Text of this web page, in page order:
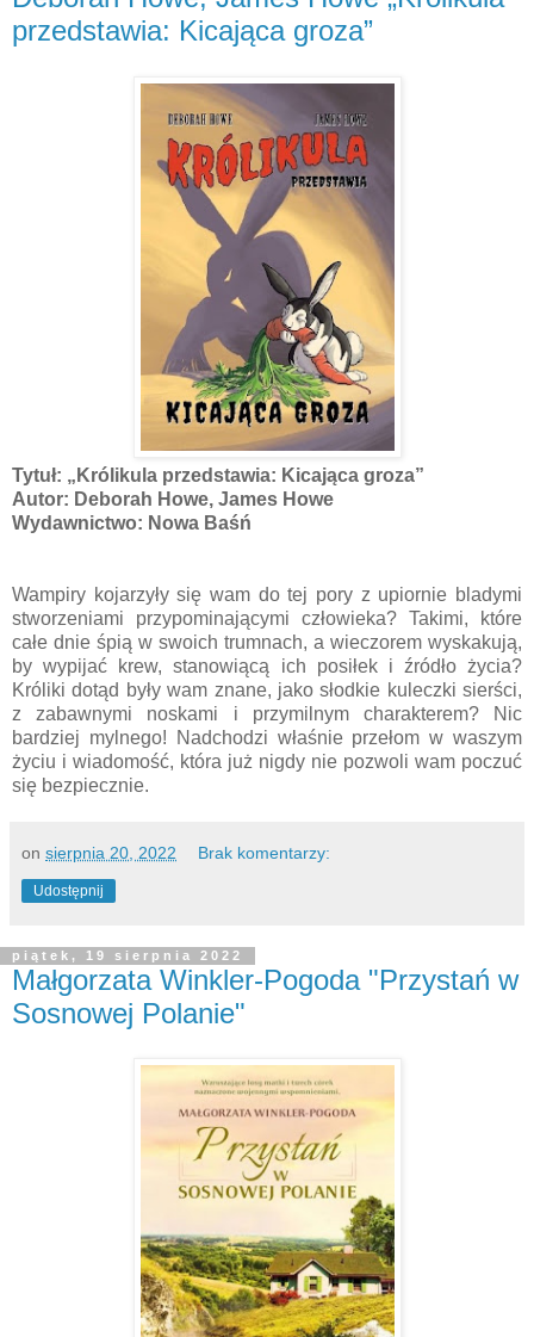
przedstawia: Kicająca groza”
Tytuł: „Królikula przedstawia: Kicająca groza”
Autor: Deborah Howe, James Howe
Wydawnictwo: Nowa Baśń
Wampiry kojarzyły się wam do tej pory z upiornie bladymi
stworzeniami przypominającymi człowieka? Takimi, które
całe dnie śpią w swoich trumnach, a wieczorem wyskakują,
by wypijać krew, stanowiącą ich posiłek i źródło życia?
Króliki dotąd były wam znane, jako słodkie kuleczki sierści,
z zabawnymi noskami i przymilnym charakterem? Nic
bardziej mylnego! Nadchodzi właśnie przełom w waszym
życiu i wiadomość, która już nigdy nie pozwoli wam poczuć
się bezpiecznie.
on sierpnia 20, 2022 Brak komentarzy:
Udostępnij
piątek, 19 sierpnia 2022
Małgorzata Winkler-Pogoda "Przystań w
Sosnowej Polanie"